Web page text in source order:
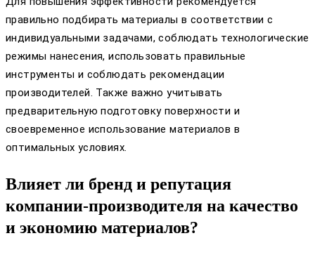
правильно подбирать материалы в соответствии с
индивидуальными задачами, соблюдать технологические
режимы нанесения, использовать правильные
инструменты и соблюдать рекомендации
производителей. Также важно учитывать
предварительную подготовку поверхности и
своевременное использование материалов в
оптимальных условиях.
Влияет ли бренд и репутация
компании-производителя на качество
и экономию материалов?